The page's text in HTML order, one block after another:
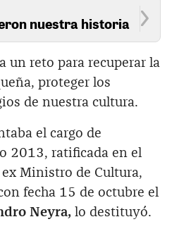
nuestra historia
un reto para recuperar la
proteger los
de nuestra cultura.
el cargo de
2013, ratificada en el
Ministro de Cultura,
fecha 15 de octubre el
Neyra, lo destituyó.